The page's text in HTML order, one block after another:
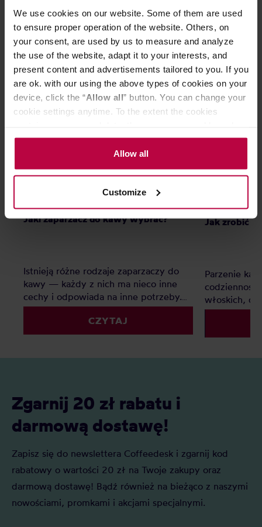
We use cookies on our website. Some of them are used
to ensure proper operation of the website. Others, on
your consent, are used by us to measure and analyze
the use of the website, adapt it to your interests, and
present content and advertisements tailored to you. If you
are ok. with our using the above types of cookies on your
device, click the “Allow all” button. You can change your
cookie settings anytime. To the extent the cookies
the controller’s (namely, ALL GOOD S.A., ul.
Mazowiecka 24I/U9, 78-100 Kołobrzeg) or third parties’
legitimate interests which are to ensure a high quality of
activities of the controller and authorized entities. More
information about cookies and the personal data
processing, including your rights, can be found in the
Allow all
Customize
129,00 zł
Do poczytania przy kawie:
Jaki zaparzacz do kawy wybrać?
Istnieją różne rodzaje zaparzaczy do
kawy — każdy z nich ma nieco inne
cechy i odpowiada na inne potrzeby.
Oto nasz subiektywny ranking
zaparzaczy do kawy.CZYTAJ
Jak zrobić
Parzenie
włoskich,
tym – oto
Zgarnij 20 zł rabatu i
darmową dostawę!
Zapisz się do newslettera Coffeedesk i zgarnij kod
rabatowy o wartości 20 zł na Twoje zakupy oraz
darmową dostawę! Bądź również na bieżąco z naszymi
nowościami, promkami i akcjami specjalnymi.